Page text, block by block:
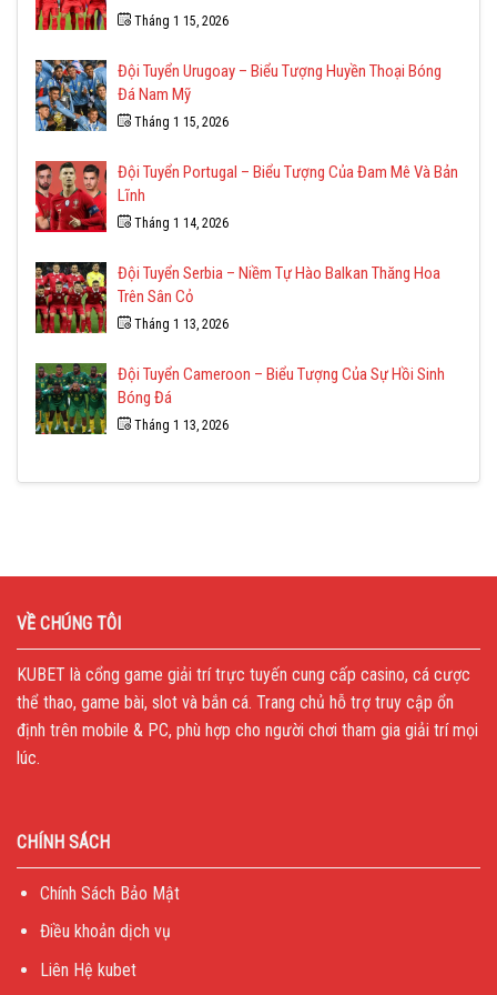
Tháng 1 15, 2026
Đội Tuyển Urugoay – Biểu Tượng Huyền Thoại Bóng
Đá Nam Mỹ
Tháng 1 15, 2026
Đội Tuyển Portugal – Biểu Tượng Của Đam Mê Và Bản
Lĩnh
Tháng 1 14, 2026
Đội Tuyển Serbia – Niềm Tự Hào Balkan Thăng Hoa
Trên Sân Cỏ
Tháng 1 13, 2026
Đội Tuyển Cameroon – Biểu Tượng Của Sự Hồi Sinh
Bóng Đá
Tháng 1 13, 2026
VỀ CHÚNG TÔI
KUBET là cổng game giải trí trực tuyến cung cấp casino, cá cược
thể thao, game bài, slot và bắn cá. Trang chủ hỗ trợ truy cập ổn
định trên mobile & PC, phù hợp cho người chơi tham gia giải trí mọi
lúc.
CHÍNH SÁCH
Chính Sách Bảo Mật
Điều khoản dịch vụ
Liên Hệ kubet